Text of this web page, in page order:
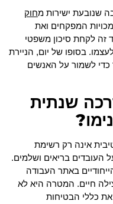
שנובעת ישירות מחוק
המפקחים ואת
זה לקחת סיכון משפטי
בסופו של יום, הניירת
לשמור על האנשים
שנתית
אינה רק רשימת
העובדים בריאים ושלמים.
באתר העבודה
חיים. המטרה היא לא
כללי הבטיחות